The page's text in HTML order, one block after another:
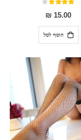
דירוג:
80%
15.00 ₪
הוסף לסל